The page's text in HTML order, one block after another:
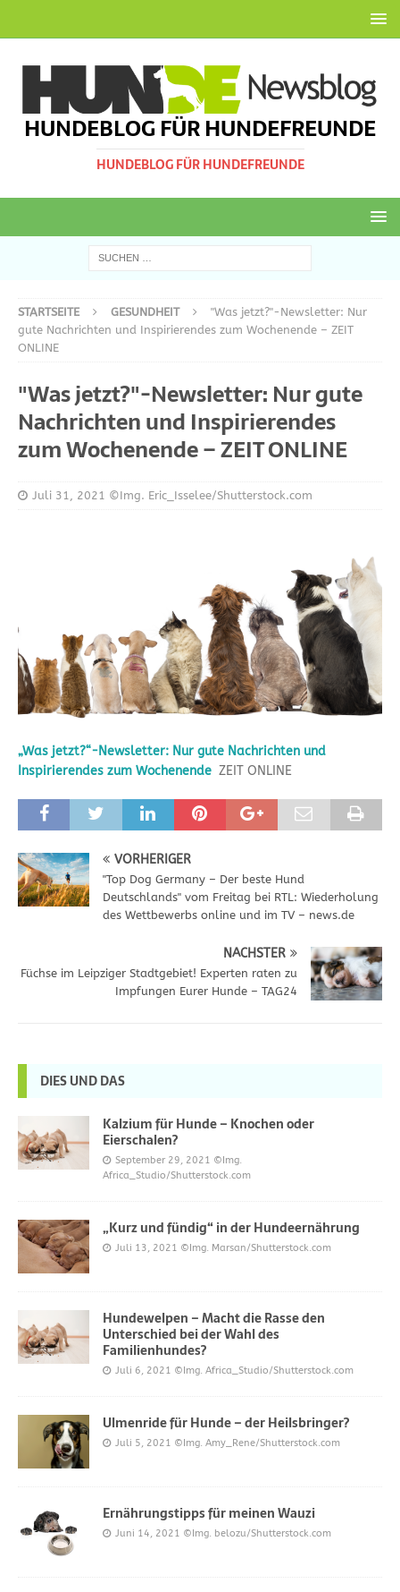
HUNDEBLOG FÜR HUNDEFREUNDE
HUNDEBLOG FÜR HUNDEFREUNDE
STARTSEITE GESUNDHEIT
"Was jetzt?"-Newsletter: Nur
gute Nachrichten und Inspirierendes zum Wochenende – ZEIT
ONLINE
"Was jetzt?"-Newsletter: Nur gute
Nachrichten und Inspirierendes
zum Wochenende – ZEIT ONLINE
Juli 31, 2021 ©Img. Eric_Isselee/Shutterstock.com
„Was jetzt?“-Newsletter: Nur gute Nachrichten und
Inspirierendes zum Wochenende ZEIT ONLINE
VORHERIGER
"Top Dog Germany – Der beste Hund
Deutschlands" vom Freitag bei RTL: Wiederholung
des Wettbewerbs online und im TV – news.de
NÄCHSTER
Füchse im Leipziger Stadtgebiet! Experten raten zu
Impfungen Eurer Hunde – TAG24
DIES UND DAS
Kalzium für Hunde – Knochen oder
Eierschalen?
September 29, 2021 ©Img.
Africa_Studio/Shutterstock.com
„Kurz und fündig“ in der Hundeernährung
Juli 13, 2021 ©Img. Marsan/Shutterstock.com
Hundewelpen – Macht die Rasse den
Unterschied bei der Wahl des
Familienhundes?
Juli 6, 2021 ©Img. Africa_Studio/Shutterstock.com
Ulmenride für Hunde – der Heilsbringer?
Juli 5, 2021 ©Img. Amy_Rene/Shutterstock.com
Ernährungstipps für meinen Wauzi
Juni 14, 2021 ©Img. belozu/Shutterstock.com